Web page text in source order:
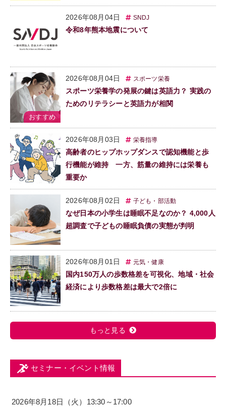
2026年08月04日 SNDJ
令和8年熊本地震について
2026年08月04日 スポーツ栄養
スポーツ栄養学の発展の鍵は英語力？ 実践の
ためのリテラシーと英語力が相関
2026年08月03日 栄養指導
高齢者のヒップホップダンスで認知機能と歩
行機能が維持 一方、筋量の維持には栄養も
重要か
2026年08月02日 子ども・部活動
なぜ日本の小学生は睡眠不足なのか？ 4,000人
超調査で子どもの睡眠負債の実態が判明
2026年08月01日 元気・健康
国内150万人の歩数格差を可視化、地域・社会
経済により歩数格差は最大で2倍に
もっと見る
セミナー・イベント情報
2026年8月18日（火）13:30～17:00